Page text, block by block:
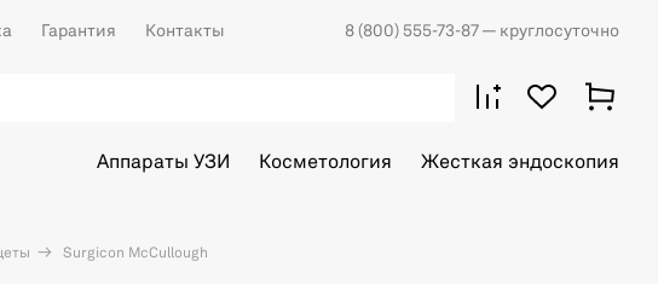
Гарантия Контакты 8 (800) 555-73-87 — круглосуточно
Аппараты УЗИ Косметология Жесткая эндоскопия
Surgicon McCullough